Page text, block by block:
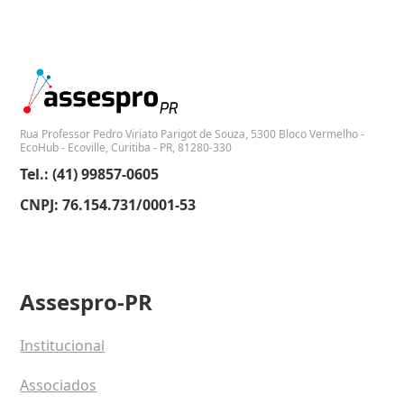
Rua Professor Pedro Viriato Parigot de Souza, 5300 Bloco Vermelho -
EcoHub - Ecoville, Curitiba - PR, 81280-330
Tel.: (41) 99857-0605
CNPJ: 76.154.731/0001-53
Assespro-PR
Institucional
Associados